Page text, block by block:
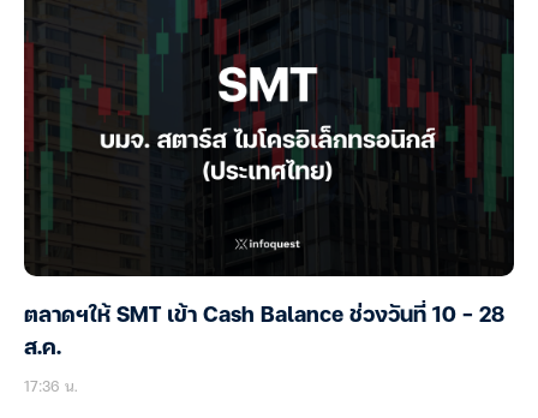
ตลาดฯให้ SMT เข้า Cash Balance ช่วงวันที่ 10 – 28
ส.ค.
17:36 น.